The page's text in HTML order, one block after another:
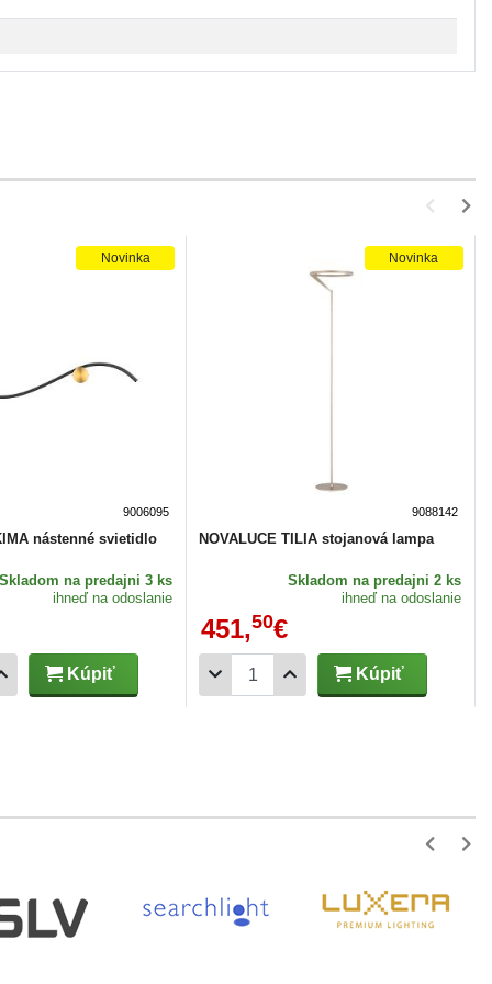
9006095
nástenné svietidlo
Skladom na predajni 3 ks
ihneď na odoslanie
Kúpiť
Novinka
9088142
NOVALUCE TILIA stojanová lampa
Skladom na predajni 2 ks
ihneď na odoslanie
451,50€
Kúpiť
Novinka